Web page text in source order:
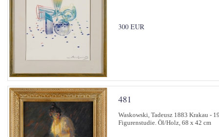
300 EUR
481
Waskowski, Tadeusz 1883 Krakau -
Figurenstudie. Öl/Holz, 68 x 42 cm